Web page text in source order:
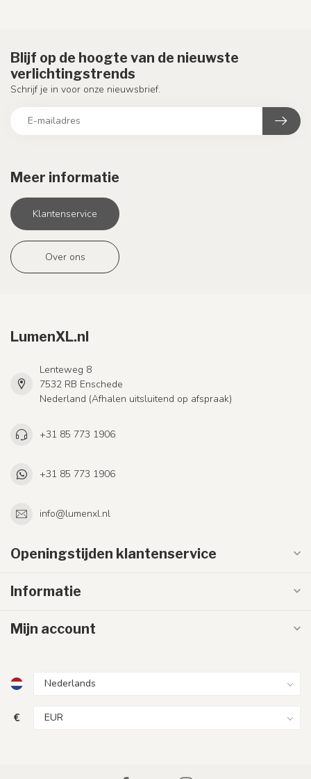
Meer informatie
Klantenservice
Over ons
Blijf op de hoogte van de nieuwste
verlichtingstrends
Schrijf je in voor onze nieuwsbrief.
LumenXL.nl
Lenteweg 8
7532 RB Enschede
Nederland (Afhalen uitsluitend op afspraak)
+31 85 773 1906
+31 85 773 1906
info@lumenxl.nl
Openingstijden klantenservice
Informatie
Mijn account
€